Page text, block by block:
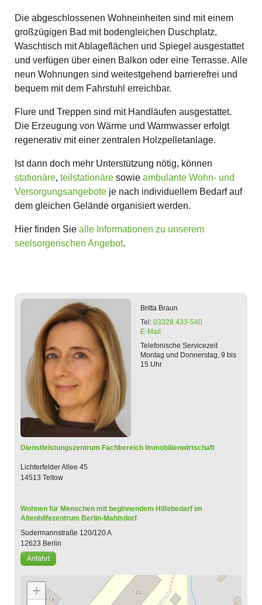
Die abgeschlossenen Wohneinheiten sind mit einem
großzügigen Bad mit bodengleichen Duschplatz,
Waschtisch mit Ablageflächen und Spiegel ausgestattet
und verfügen über einen Balkon oder eine Terrasse. Alle
neun Wohnungen sind weitestgehend barrierefrei und
bequem mit dem Fahrstuhl erreichbar.
Flure und Treppen sind mit Handläufen ausgestattet.
Die Erzeugung von Wärme und Warmwasser erfolgt
regenerativ mit einer zentralen Holzpelletanlage.
Ist dann doch mehr Unterstützung nötig, können
stationäre, teilstationäre sowie ambulante Wohn- und
Versorgungsangebote je nach individuellem Bedarf auf
dem gleichen Gelände organisiert werden.
Hier finden Sie alle Informationen zu unserem
seelsorgerischen Angebot.
Britta Braun
Tel: 03328 433-540
E-Mail
Telefonische Servicezeit
Montag und Donnerstag, 9 bis
15 Uhr
Dienstleistungszentrum Fachbereich Immobilienwirtschaft
Lichterfelder Allee 45
14513 Teltow
Wohnen für Menschen mit beginnendem Hilfebedarf im
Altenhilfezentrum Berlin-Mahlsdorf
Sudermannstraße 120/120 A
12623 Berlin
Anfahrt
+